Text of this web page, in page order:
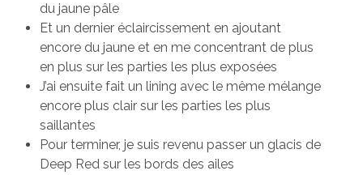
du jaune pâle
Et un dernier éclaircissement en ajoutant
encore du jaune et en me concentrant de plus
en plus sur les parties les plus exposées
J’ai ensuite fait un lining avec le même mélange
encore plus clair sur les parties les plus
saillantes
Pour terminer, je suis revenu passer un glacis de
Deep Red sur les bords des ailes